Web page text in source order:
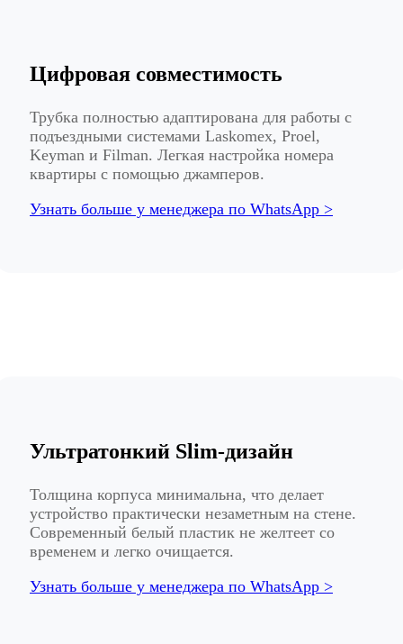
Цифровая совместимость
Трубка полностью адаптирована для работы с
подъездными системами Laskomex, Proel,
Keyman и Filman. Легкая настройка номера
квартиры с помощью джамперов.
Узнать больше у менеджера по WhatsApp >
Ультратонкий Slim-дизайн
Толщина корпуса минимальна, что делает
устройство практически незаметным на стене.
Современный белый пластик не желтеет со
временем и легко очищается.
Узнать больше у менеджера по WhatsApp >